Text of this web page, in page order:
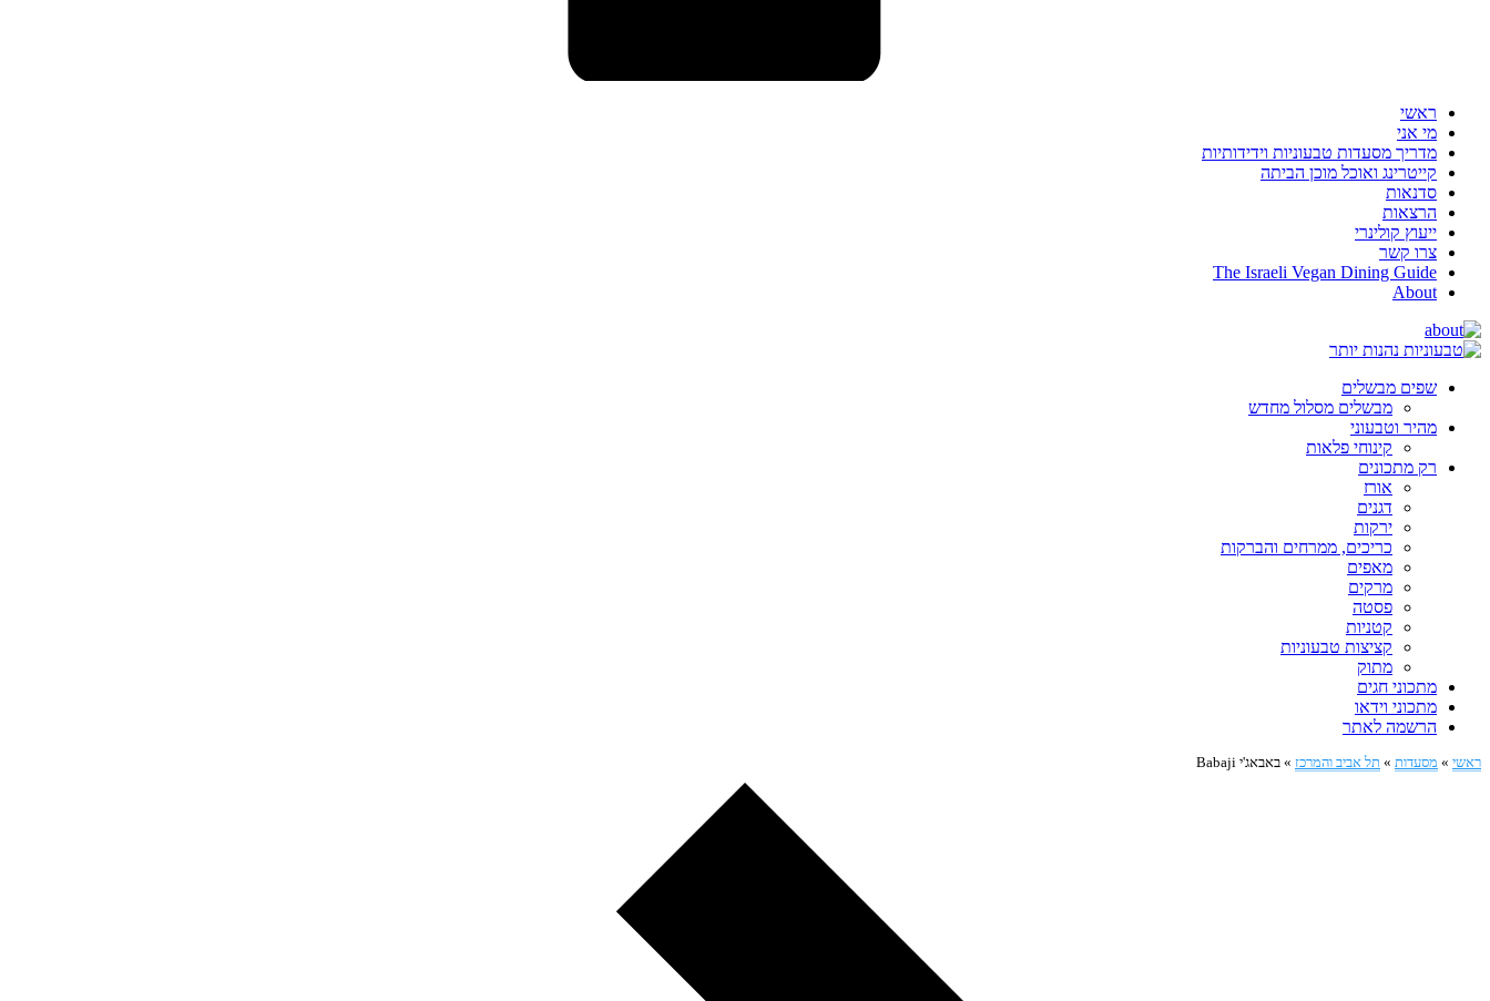
ראשי
מי אני
מדריך מסעדות טבעוניות וידידותיות
קייטרינג ואוכל מוכן הביתה
סדנאות
הרצאות
ייעוץ קולינרי
צרו קשר
The Israeli Vegan Dining Guide
About
שפים מבשלים
מבשלים מסלול מחדש
מהיר וטבעוני
קינוחי פלאות
רק מתכונים
אורז
דגנים
ירקות
כריכים, ממרחים והברקות
מאפים
מרקים
פסטה
קטניות
קציצות טבעוניות
מתוק
מתכוני חגים
מתכוני וידאו
הרשמה לאתר
ראשי » מסעדות » תל אביב והמרכז » באבאג'י Babaji